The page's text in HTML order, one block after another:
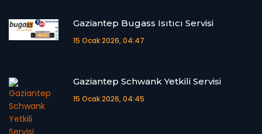
Gaziantep Bugass Isıtıcı Servisi
15 Ocak 2026, 04:47
Gaziantep Schwank Yetkili Servisi
15 Ocak 2026, 04:45